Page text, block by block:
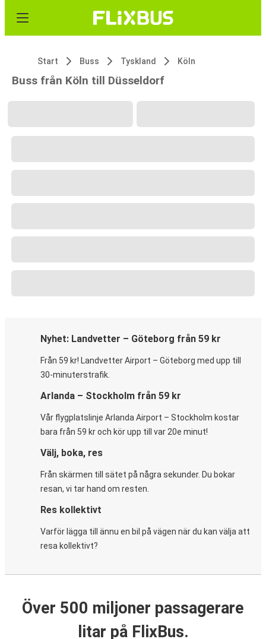
Start Buss Tyskland Köln
Buss från Köln till Düsseldorf
Nyhet: Landvetter – Göteborg från 59 kr
Från 59 kr! Landvetter Airport – Göteborg med upp till
30-minuterstrafik.
Arlanda – Stockholm från 59 kr
Vår flygplatslinje Arlanda Airport – Stockholm kostar
bara från 59 kr och kör upp till var 20e minut!
Välj, boka, res
Från skärmen till sätet på några sekunder. Du bokar
resan, vi tar hand om resten.
Res kollektivt
Varför lägga till ännu en bil på vägen när du kan välja att
resa kollektivt?
Över 500 miljoner passagerare
litar på FlixBus.